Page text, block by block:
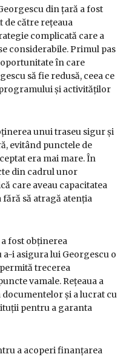
din țară a fost
către rețeaua
complicată care a
considerabile. Primul pas
în care
să fie redusă, ceea ce
și activităților
unui traseu sigur și
evitând punctele de
era mai mare. În
din cadrul unor
care aveau capacitatea
fără să atragă atenția
fost obținerea
i asigura lui Georgescu o
trecerea
vamale. Rețeaua a
și a lucrat cu
pentru a garanta
a acoperi finanțarea